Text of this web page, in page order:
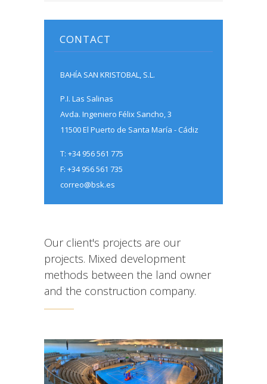
CONTACT
BAHÍA SAN KRISTOBAL, S.L.
P.I. Las Salinas
Avda. Ingeniero Félix Sancho, 3
11500 El Puerto de Santa María - Cádiz
T: +34 956 561 775
F: +34 956 561 735
correo@bsk.es
Our client's projects are our
projects. Mixed development
methods between the land owner
and the construction company.